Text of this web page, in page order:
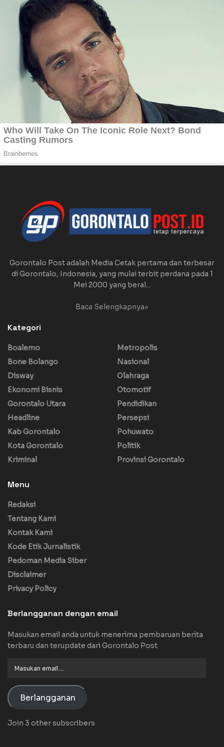
Gorontalo Post adalah Media Cetak pertama dan terbesar
di Gorontalo, Indonesia, yang mulai terbit perdana pada 1
Mei 2000 yang beral...
Baca Selengkapnya»
Kategori
Boalemo
Bone Bolango
Disway
Ekonomi Bisnis
Gorontalo Utara
Headline
Kab Gorontalo
Kota Gorontalo
Kriminal
Metropolis
Nasional
Olahraga
Otomotif
Pendidikan
Persepsi
Pohuwato
Politik
Provinsi Gorontalo
Menu
Redaksi
Tentang Kami
Kontak Kami
Kode Etik Jurnalistik
Pedoman Media Siber
Disclaimer
Privacy Policy
Berlangganan dengan email
Masukan email anda untuk menerima pembaruan berita
terbaru dan terupdate dari Gorontalo Post
Berlangganan
Join 3 other subscribers